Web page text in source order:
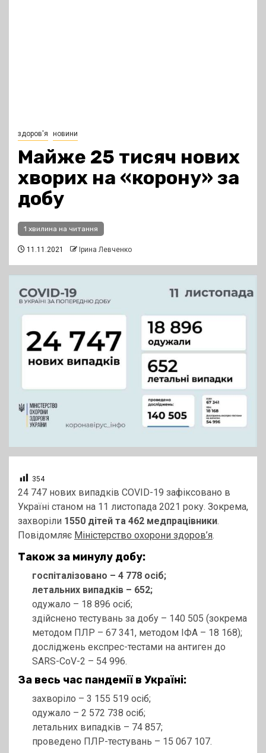
здоров'я новини
Майже 25 тисяч нових
хворих на «корону» за
добу
1 хвилина на читання
11.11.2021 Ірина Левченко
354
24 747 нових випадків COVID-19 зафіксовано в
Україні станом на 11 листопада 2021 року. Зокрема,
захворіли 1550 дітей та 462 медпрацівники.
Повідомляє Міністерство охорони здоров’я.
Також за минулу добу:
госпіталізовано – 4 778 осіб;
летальних випадків – 652;
одужало – 18 896 осіб;
здійснено тестувань за добу – 140 505 (зокрема
методом ПЛР – 67 341, методом ІФА – 18 168);
досліджень експрес-тестами на антиген до
SARS-CoV-2 – 54 996.
За весь час пандемії в Україні:
захворіло – 3 155 519 осіб;
одужало – 2 572 738 осіб;
летальних випадків – 74 857;
проведено ПЛР-тестувань – 15 067 107.